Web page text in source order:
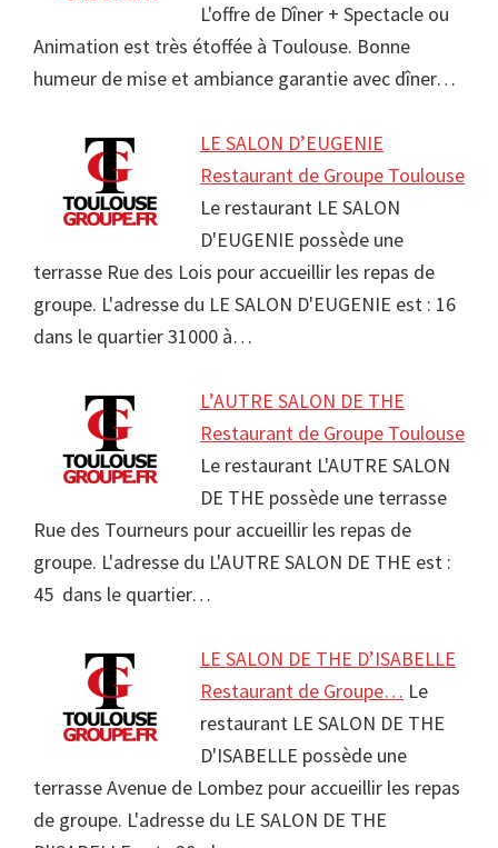
L'offre de Dîner + Spectacle ou
Animation est très étoffée à Toulouse. Bonne
humeur de mise et ambiance garantie avec dîner…
LE SALON D’EUGENIE
Restaurant de Groupe Toulouse
Le restaurant LE SALON
D'EUGENIE possède une
terrasse Rue des Lois pour accueillir les repas de
groupe. L'adresse du LE SALON D'EUGENIE est : 16
dans le quartier 31000 à…
L’AUTRE SALON DE THE
Restaurant de Groupe Toulouse
Le restaurant L'AUTRE SALON
DE THE possède une terrasse
Rue des Tourneurs pour accueillir les repas de
groupe. L'adresse du L'AUTRE SALON DE THE est :
45 dans le quartier…
LE SALON DE THE D’ISABELLE
Restaurant de Groupe… Le
restaurant LE SALON DE THE
D'ISABELLE possède une
terrasse Avenue de Lombez pour accueillir les repas
de groupe. L'adresse du LE SALON DE THE